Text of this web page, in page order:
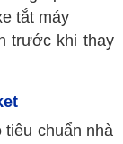
tắt máy
trước khi thay
chuẩn nhà